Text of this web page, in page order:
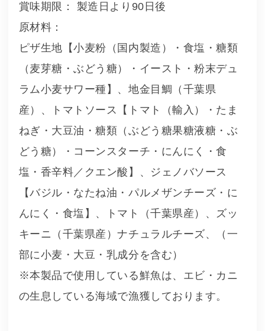
賞味期限： 製造日より90日後
原材料：
ピザ生地【小麦粉（国内製造）・食塩・糖類
（麦芽糖・ぶどう糖）・イースト・粉末デュ
ラム小麦サワー種】、地金目鯛（千葉県
産）、トマトソース【トマト（輸入）・たま
ねぎ・大豆油・糖類（ぶどう糖果糖液糖・ぶ
どう糖）・コーンスターチ・にんにく・食
塩・香辛料／クエン酸】、ジェノバソース
【バジル・なたね油・パルメザンチーズ・に
んにく・食塩】、トマト（千葉県産）、ズッ
キーニ（千葉県産）ナチュラルチーズ、（一
部に小麦・大豆・乳成分を含む）
※本製品で使用している鮮魚は、エビ・カニ
の生息している海域で漁獲しております。